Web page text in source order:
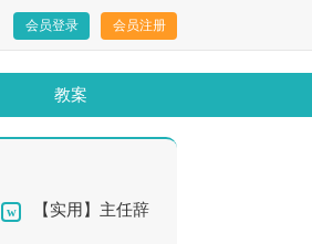
会员登录 会员注册
教案
【实用】主任辞